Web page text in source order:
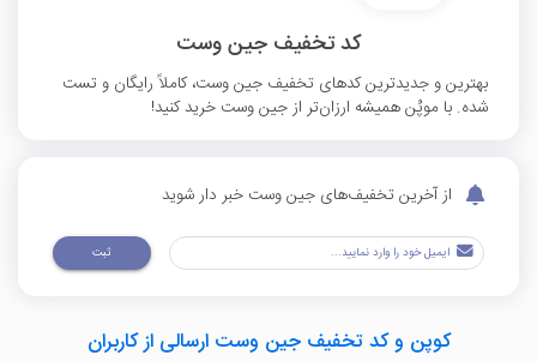
کد تخفیف جین وست
بهترین و جدیدترین کدهای تخفیف جین وست، کاملاً رایگان و تست
شده. با موپُن همیشه ارزان‌تر از جین وست خرید کنید!
از آخرین تخفیف‌های جین وست خبر دار شوید
ثبت
کوپن و کد تخفیف جین وست ارسالی از کاربران